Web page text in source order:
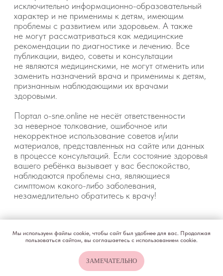
Мы используем файлы cookie, чтобы сайт был удобнее для вас. Продолжая
пользоваться сайтом, вы соглашаетесь с использованием cookie.
ЗАМЕЧАТЕЛЬНО